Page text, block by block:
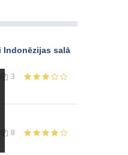
Indonēzijas salā
3
8